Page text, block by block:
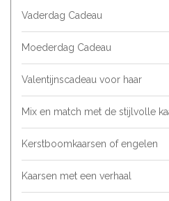
Vaderdag Cadeau
Moederdag Cadeau
Valentijnscadeau voor haar
Mix en match met de stijlvolle
Kerstboomkaarsen of engelen
Kaarsen met een verhaal